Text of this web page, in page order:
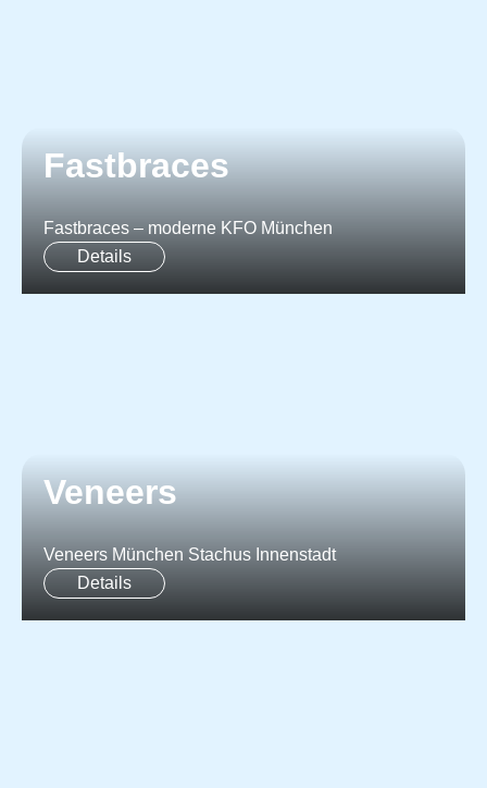
Fastbraces
Fastbraces – moderne KFO München
Details
Veneers
Veneers München Stachus Innenstadt
Details